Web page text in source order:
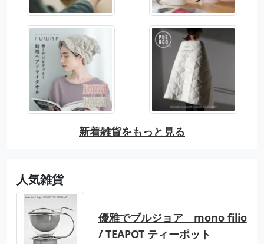
新着雑貨をもっと見る
人気雑貨
優雅でブルジョア mono filio
/ TEAPOT ティーポット